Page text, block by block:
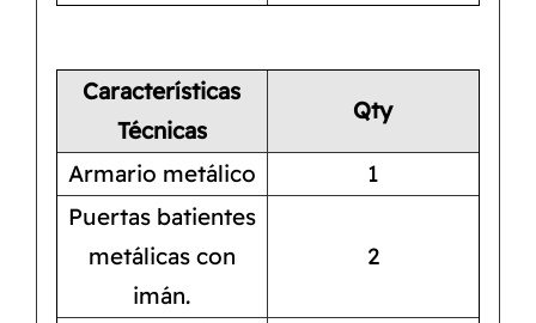
Características
Técnicas
Qty
Armario metálico
1
Puertas batientes
metálicas con
imán.
2